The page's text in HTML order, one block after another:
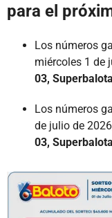
para el
Los números
miércoles 1 de
03,
Los números
de julio de
03,